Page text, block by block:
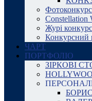
Constellation
Журі
Конкурсний
ЧАРТ
ПОРТФОЛІО
ЗІРКОВІ